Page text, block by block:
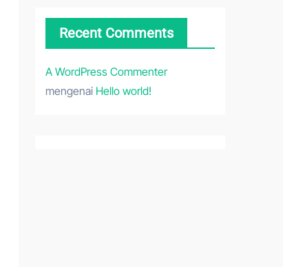
Recent Comments
A WordPress Commenter
mengenai Hello world!